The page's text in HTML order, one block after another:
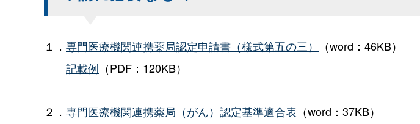
１． 専門医療機関連携薬局認定申請書（様式第五の三） （word：46KB）
記載例 （PDF：120KB）
２． 専門医療機関連携薬局（がん）認定基準適合表 （word：37KB）